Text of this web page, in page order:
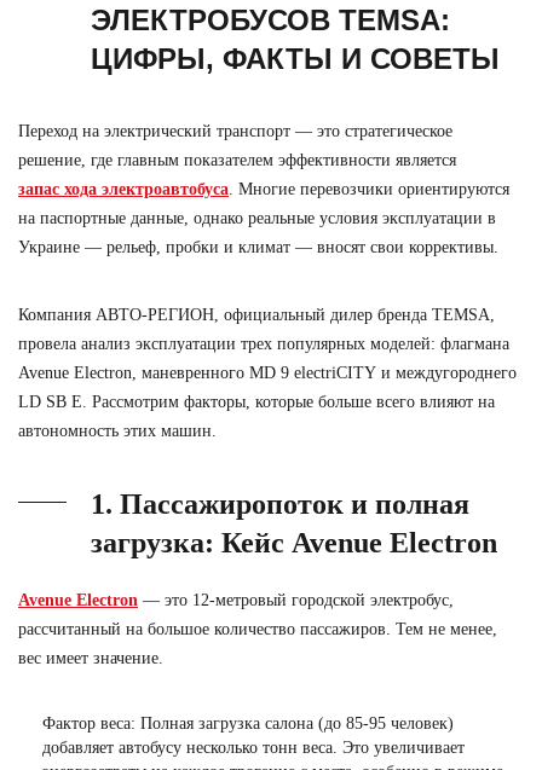
ЭЛЕКТРОБУСОВ TEMSA:
ЦИФРЫ, ФАКТЫ И СОВЕТЫ
Переход на электрический транспорт — это стратегическое
решение, где главным показателем эффективности является
запас хода электроавтобуса. Многие перевозчики ориентируются
на паспортные данные, однако реальные условия эксплуатации в
Украине — рельеф, пробки и климат — вносят свои коррективы.
Компания АВТО-РЕГИОН, официальный дилер бренда TEMSA,
провела анализ эксплуатации трех популярных моделей: флагмана
Avenue Electron, маневренного MD 9 electriCITY и междугороднего
LD SB E. Рассмотрим факторы, которые больше всего влияют на
автономность этих машин.
1. Пассажиропоток и полная
загрузка: Кейс Avenue Electron
Avenue Electron — это 12-метровый городской электробус,
рассчитанный на большое количество пассажиров. Тем не менее,
вес имеет значение.
Фактор веса: Полная загрузка салона (до 85-95 человек)
добавляет автобусу несколько тонн веса. Это увеличивает